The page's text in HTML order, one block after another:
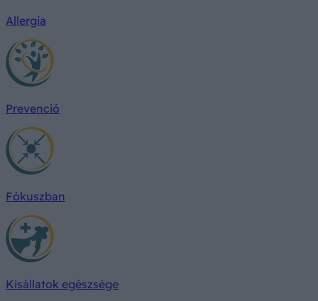
Allergia
Prevenció
Fókuszban
Kisállatok egészsége